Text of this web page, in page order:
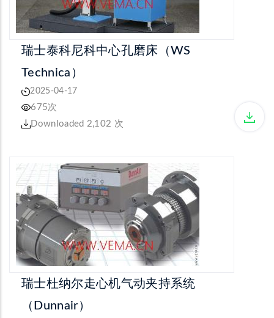
瑞士泰科尼科中心孔磨床（WS
Technica）
2025-04-17
675次
Downloaded 2,102 次
瑞士杜纳尔走心机气动夹持系统
（Dunnair）